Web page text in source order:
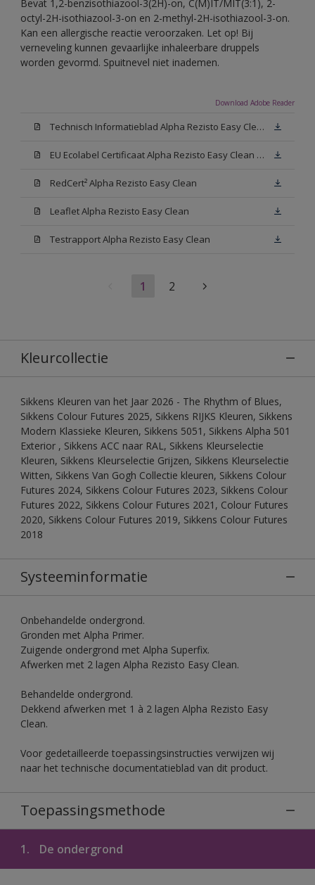
Bevat 1,2-benzisothiazool-3(2H)-on, C(M)IT/MIT(3:1), 2-
octyl-2H-isothiazool-3-on en 2-methyl-2H-isothiazool-3-on.
Kan een allergische reactie veroorzaken. Let op! Bij
verneveling kunnen gevaarlijke inhaleerbare druppels
worden gevormd. Spuitnevel niet inademen.
Download Adobe Reader
Technisch Informatieblad Alpha Rezisto Easy Clean (PDF)
EU Ecolabel Certificaat Alpha Rezisto Easy Clean Mat
RedCert² Alpha Rezisto Easy Clean
Leaflet Alpha Rezisto Easy Clean
Testrapport Alpha Rezisto Easy Clean
1 2
Kleurcollectie
Sikkens Kleuren van het Jaar 2026 - The Rhythm of Blues,
Sikkens Colour Futures 2025, Sikkens RIJKS Kleuren, Sikkens
Modern Klassieke Kleuren, Sikkens 5051, Sikkens Alpha 501
Exterior , Sikkens ACC naar RAL, Sikkens Kleurselectie
Kleuren, Sikkens Kleurselectie Grijzen, Sikkens Kleurselectie
Witten, Sikkens Van Gogh Collectie kleuren, Sikkens Colour
Futures 2024, Sikkens Colour Futures 2023, Sikkens Colour
Futures 2022, Sikkens Colour Futures 2021, Colour Futures
2020, Sikkens Colour Futures 2019, Sikkens Colour Futures
2018
Systeeminformatie
Onbehandelde ondergrond.
Gronden met Alpha Primer.
Zuigende ondergrond met Alpha Superfix.
Afwerken met 2 lagen Alpha Rezisto Easy Clean.
Behandelde ondergrond.
Dekkend afwerken met 1 à 2 lagen Alpha Rezisto Easy
Clean.
Voor gedetailleerde toepassingsinstructies verwijzen wij
naar het technische documentatieblad van dit product.
Toepassingsmethode
1. De ondergrond